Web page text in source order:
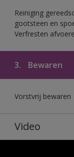
Reiniging
gootsteen en
Verfresten
3. Bewaren
Vorstvrij bewaren
Video